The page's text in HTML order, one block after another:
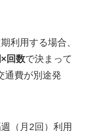
利用する場合、
回数で決まって
通費が別途発
（月2回）利用